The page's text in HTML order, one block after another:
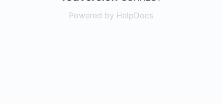
Powered by HelpDocs